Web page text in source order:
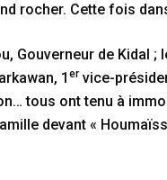
rocher. Cette fois
Gouverneur de Kidal
1 er vice-
tous ont tenu à
devant «